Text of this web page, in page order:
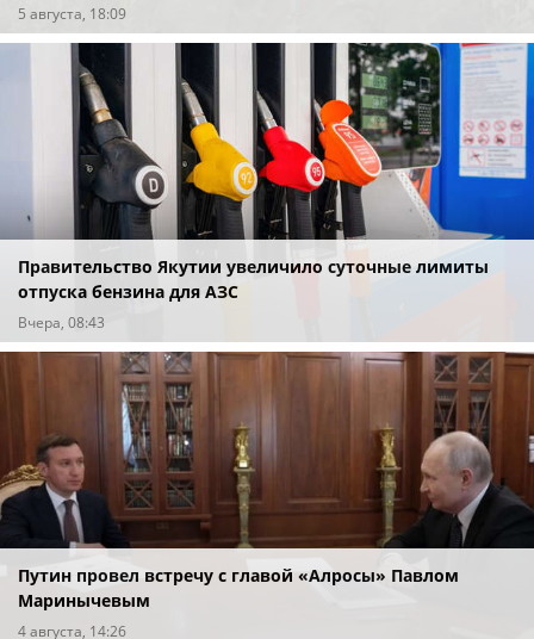
5 августа, 18:09
Правительство Якутии увеличило суточные лимиты
отпуска бензина для АЗС
Вчера, 08:43
Путин провел встречу с главой «Алросы» Павлом
Маринычевым
4 августа, 14:26